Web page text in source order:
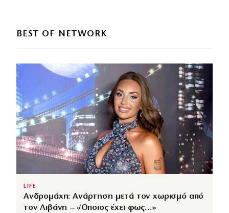
BEST OF NETWORK
LIFE
Ανδρομάχη: Ανάρτηση μετά τον χωρισμό από
τον Λιβάνη – «Όποιος έχει φως…»